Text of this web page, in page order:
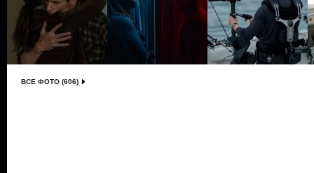
ВСЕ ФОТО (606)